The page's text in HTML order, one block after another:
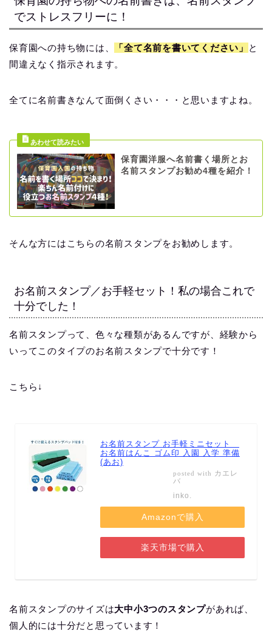
でストレスフリーに！
保育園への持ち物には、 「全て名前を書いてください」
と
間違えなく指示されます。
全てに名前書きなんて面倒くさい・・・と思いますよね。
保育園洋服へ名前書く場所とお
名前スタンプお勧め4種を紹介！
そんな方にはこちらの名前スタンプをお勧めします。
お名前スタンプ／お手軽セット！私の場合これで
十分でした！
名前スタンプって、色々な種類があるんですが、経験から
いってこのタイプのお名前スタンプで十分です！
こちら↓
お名前スタンプ お手軽ミニセット
お名前はんこ ゴム印 入園 入学 準備
(あお)
posted with カエレ
バ
inko.
Amazonで購入
楽天市場で購入
名前スタンプのサイズは大中小3つのスタンプがあれば、
個人的には十分だと思っています！